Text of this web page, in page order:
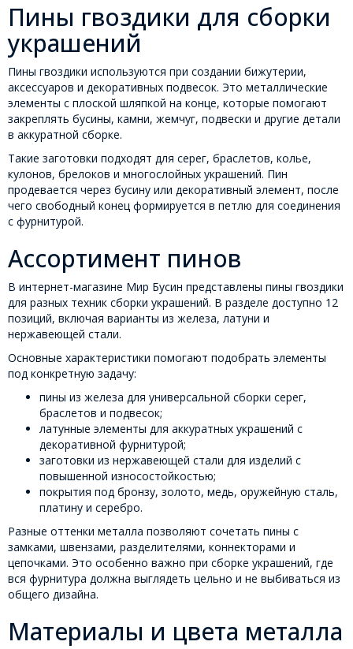
Пины гвоздики для сборки
украшений
Пины гвоздики используются при создании бижутерии,
аксессуаров и декоративных подвесок. Это металлические
элементы с плоской шляпкой на конце, которые помогают
закреплять бусины, камни, жемчуг, подвески и другие детали
в аккуратной сборке.
Такие заготовки подходят для серег, браслетов, колье,
кулонов, брелоков и многослойных украшений. Пин
продевается через бусину или декоративный элемент, после
чего свободный конец формируется в петлю для соединения
с фурнитурой.
Ассортимент пинов
В интернет-магазине Мир Бусин представлены пины гвоздики
для разных техник сборки украшений. В разделе доступно 12
позиций, включая варианты из железа, латуни и
нержавеющей стали.
Основные характеристики помогают подобрать элементы
под конкретную задачу:
пины из железа для универсальной сборки серег,
браслетов и подвесок;
латунные элементы для аккуратных украшений с
декоративной фурнитурой;
заготовки из нержавеющей стали для изделий с
повышенной износостойкостью;
покрытия под бронзу, золото, медь, оружейную сталь,
платину и серебро.
Разные оттенки металла позволяют сочетать пины с
замками, швензами, разделителями, коннекторами и
цепочками. Это особенно важно при сборке украшений, где
вся фурнитура должна выглядеть цельно и не выбиваться из
общего дизайна.
Материалы и цвета металла